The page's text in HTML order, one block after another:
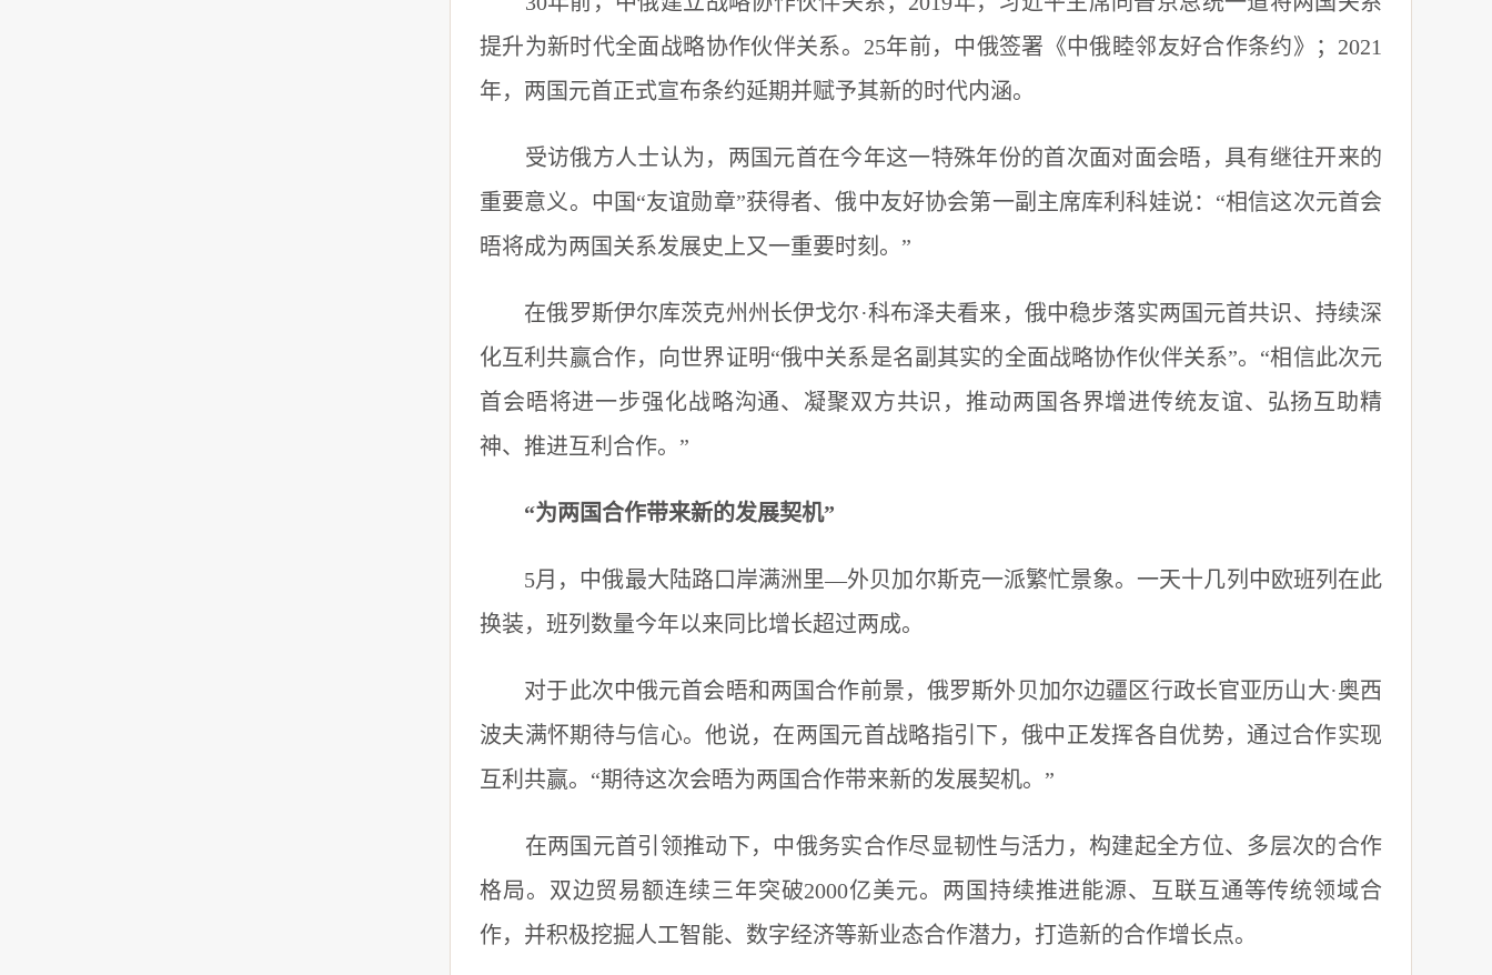
提升为新时代全面战略协作伙伴关系。25年前，中俄签署《中俄睦邻友好合作条约》；2021
年，两国元首正式宣布条约延期并赋予其新的时代内涵。
受访俄方人士认为，两国元首在今年这一特殊年份的首次面对面会晤，具有继往开来的
重要意义。中国“友谊勋章”获得者、俄中友好协会第一副主席库利科娃说：“相信这次元首会
晤将成为两国关系发展史上又一重要时刻。”
在俄罗斯伊尔库茨克州州长伊戈尔·科布泽夫看来，俄中稳步落实两国元首共识、持续深
化互利共赢合作，向世界证明“俄中关系是名副其实的全面战略协作伙伴关系”。“相信此次元
首会晤将进一步强化战略沟通、凝聚双方共识，推动两国各界增进传统友谊、弘扬互助精
神、推进互利合作。”
“为两国合作带来新的发展契机”
5月，中俄最大陆路口岸满洲里—外贝加尔斯克一派繁忙景象。一天十几列中欧班列在此
换装，班列数量今年以来同比增长超过两成。
对于此次中俄元首会晤和两国合作前景，俄罗斯外贝加尔边疆区行政长官亚历山大·奥西
波夫满怀期待与信心。他说，在两国元首战略指引下，俄中正发挥各自优势，通过合作实现
互利共赢。“期待这次会晤为两国合作带来新的发展契机。”
在两国元首引领推动下，中俄务实合作尽显韧性与活力，构建起全方位、多层次的合作
格局。双边贸易额连续三年突破2000亿美元。两国持续推进能源、互联互通等传统领域合
作，并积极挖掘人工智能、数字经济等新业态合作潜力，打造新的合作增长点。